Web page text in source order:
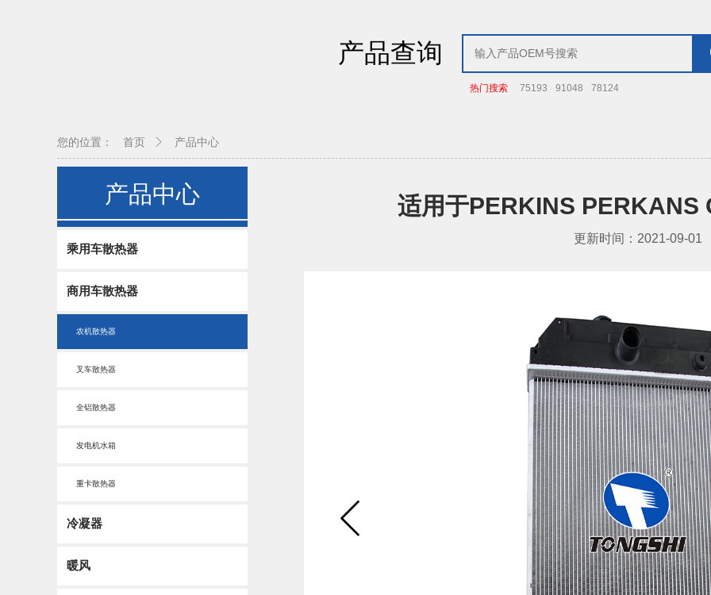
产品查询
热门搜索 75193 91048 78124
您的位置： 首页 产品中心
产品中心
乘用车散热器
商用车散热器
农机散热器
叉车散热器
全铝散热器
发电机水箱
重卡散热器
冷凝器
暖风
适用于PERKINS PERKANS
更新时间：2021-09-01